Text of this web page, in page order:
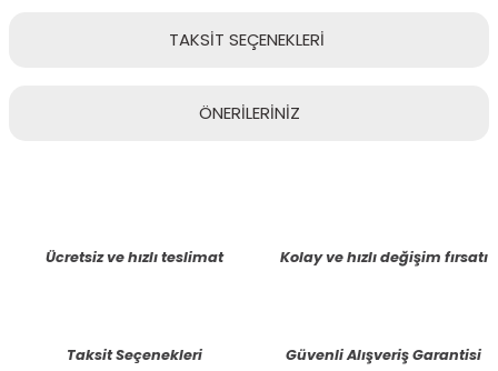
TAKSİT SEÇENEKLERİ
ÖNERİLERİNİZ
Ürün bilgilerinde hatalar bulunuyor.
Ücretsiz ve hızlı teslimat Kolay ve hızlı değişim fırsatı
Taksit Seçenekleri Güvenli Alışveriş Garantisi